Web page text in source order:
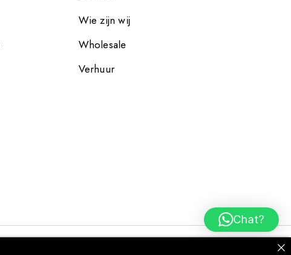
Wie zijn wij
Wholesale
Verhuur
© Lenta Living. All Rights Reserved.
Chat?